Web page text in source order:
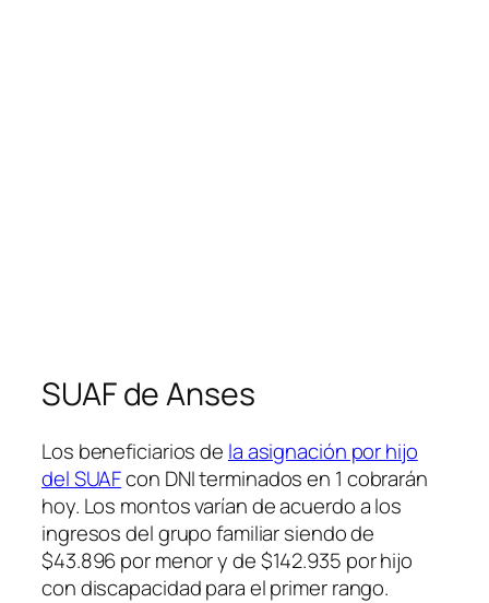
SUAF de Anses
Los beneficiarios de la asignación por hijo
del SUAFcon DNI terminados en 1 cobrarán
hoy. Los montos varían de acuerdo a los
ingresos del grupo familiar siendo de
$43.896 por menor y de $142.935 por hijo
con discapacidad para el primer rango.